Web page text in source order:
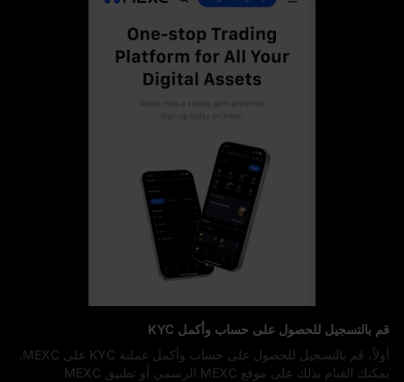
قم بالتسجيل للحصول على حساب وأكمل KYC
يمكنك القيام بذلك على موقع MEXC الرسمي أو تطبيق MEXC